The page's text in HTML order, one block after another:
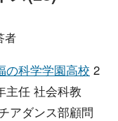
者
の科学学園高校 2
主任 社会科教
アダンス部顧問